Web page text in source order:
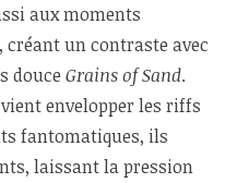
aux moments
créant un contraste avec
douceGrains of Sand.
envelopper les riffs
fantomatiques, ils
laissant la pression